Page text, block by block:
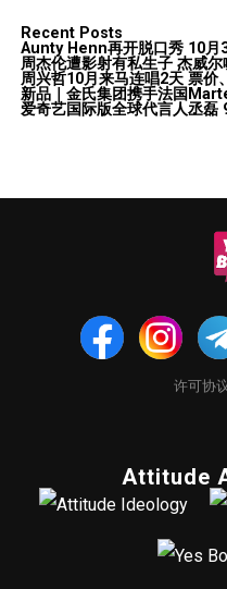
Recent Posts
Aunty Henn再开脱口秀 10月
周杰伦遭影射有私生子 杰威
周兴哲10月来马连唱2天 票价
新品｜金氏集团携手法国
爱奇艺国际版全球代言人丞磊
许可协
Attitude